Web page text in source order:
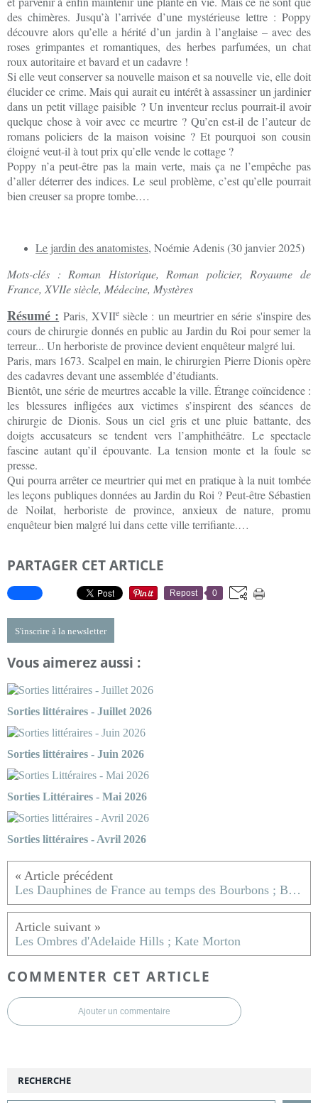
des chimères. Jusqu’à l’arrivée d’une mystérieuse lettre : Poppy
découvre alors qu’elle a hérité d’un jardin à l’anglaise – avec des
roses grimpantes et romantiques, des herbes parfumées, un chat
roux autoritaire et bavard et un cadavre !
Si elle veut conserver sa nouvelle maison et sa nouvelle vie, elle doit
élucider ce crime. Mais qui aurait eu intérêt à assassiner un jardinier
dans un petit village paisible ? Un inventeur reclus pourrait-il avoir
quelque chose à voir avec ce meurtre ? Qu’en est-il de l’auteur de
romans policiers de la maison voisine ? Et pourquoi son cousin
éloigné veut-il à tout prix qu’elle vende le cottage ?
Poppy n’a peut-être pas la main verte, mais ça ne l’empêche pas
d’aller déterrer des indices. Le seul problème, c’est qu’elle pourrait
bien creuser sa propre tombe.…
Le jardin des anatomistes, Noémie Adenis (30 janvier 2025)
Mots-clés : Roman Historique, Roman policier, Royaume de
France, XVIIe siècle, Médecine, Mystères
Résumé : Paris, XVIIesiècle : un meurtrier en série s'inspire des
cours de chirurgie donnés en public au Jardin du Roi pour semer la
terreur... Un herboriste de province devient enquêteur malgré lui.
Paris, mars 1673. Scalpel en main, le chirurgien Pierre Dionis opère
des cadavres devant une assemblée d’étudiants.
Bientôt, une série de meurtres accable la ville. Étrange coïncidence :
les blessures infligées aux victimes s’inspirent des séances de
chirurgie de Dionis. Sous un ciel gris et une pluie battante, des
doigts accusateurs se tendent vers l’amphithéâtre. Le spectacle
fascine autant qu’il épouvante. La tension monte et la foule se
presse.
Qui pourra arrêter ce meurtrier qui met en pratique à la nuit tombée
les leçons publiques données au Jardin du Roi ? Peut-être Sébastien
de Noilat, herboriste de province, anxieux de nature, promu
enquêteur bien malgré lui dans cette ville terrifiante.…
PARTAGER CET ARTICLE
Repost 0
S'inscrire à la newsletter
Vous aimerez aussi :
Sorties littéraires - Juillet 2026
Sorties littéraires - Juin 2026
Sorties Littéraires - Mai 2026
Sorties littéraires - Avril 2026
Les Dauphines de France au temps des Bourbons ; Bruno Cortequisse
Les Ombres d'Adelaide Hills ; Kate Morton
COMMENTER CET ARTICLE
Ajouter un commentaire
RECHERCHE